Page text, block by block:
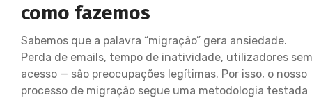
como fazemos
Sabemos que a palavra “migração” gera ansiedade.
Perda de emails, tempo de inatividade, utilizadores sem
acesso — são preocupações legítimas. Por isso, o nosso
processo de migração segue uma metodologia testada